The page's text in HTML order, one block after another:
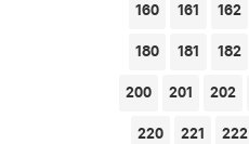
160 161 162
180 181 182
200 201 202
220 221 222